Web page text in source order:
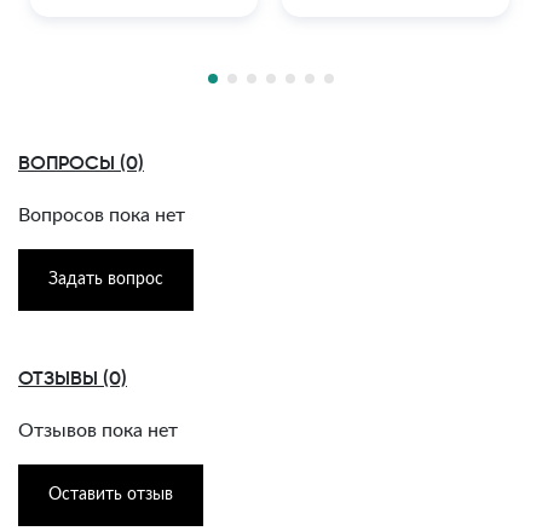
ВОПРОСЫ (0)
Вопросов пока нет
Задать вопрос
ОТЗЫВЫ (0)
Отзывов пока нет
Оставить отзыв